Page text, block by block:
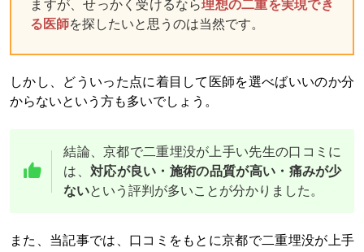
ますが、せっかく受けるなら理想の二重を実現でき
る医師を探したいと思うのは当然です。
しかし、どういった点に着目して医師を選べばいいのか分
からないという方も多いでしょう。
結論、京都で二重埋没が上手い先生の口コミに
は、 対応が良い・施術の品質が高い・痛みが少
ないという評判が多いことが分かりました。
また、当記事では、口コミをもとに京都で二重埋没が上手